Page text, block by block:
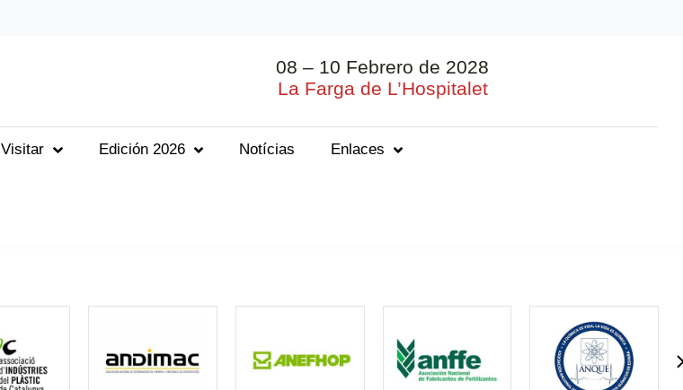
08 – 10 Febrero de 2028
La Farga de L’Hospitalet
Visitar Edición 2026 Notícias Enlaces